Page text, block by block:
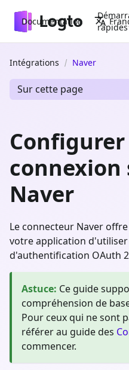
Documentation
rapides
Intégrations Naver
Sur cette page
Configurer
connexion
Naver
Le connecteur Naver
votre application d'utiliser
d'authentification OAuth
Astuce: Ce guide
compréhension de
Pour ceux qui ne sont
référer au guide des
commencer.